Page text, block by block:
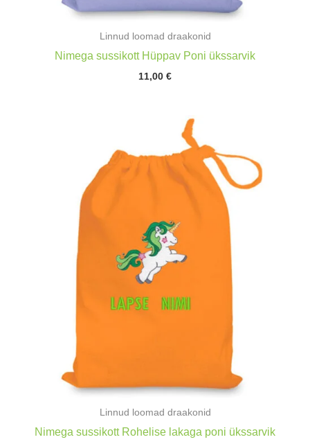
Linnud loomad draakonid
Nimega sussikott Hüppav Poni ükssarvik
11,00 €
Linnud loomad draakonid
Nimega sussikott Rohelise lakaga poni ükssarvik